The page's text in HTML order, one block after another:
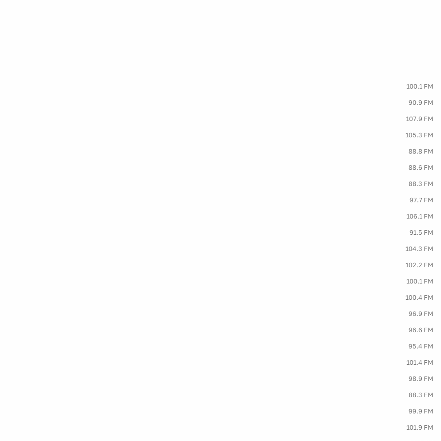
100.1 FM
90.9 FM
107.9 FM
105.3 FM
88.8 FM
88.6 FM
88.3 FM
97.7 FM
106.1 FM
91.5 FM
104.3 FM
102.2 FM
100.1 FM
100.4 FM
96.9 FM
96.6 FM
95.4 FM
101.4 FM
98.9 FM
88.3 FM
99.9 FM
101.9 FM